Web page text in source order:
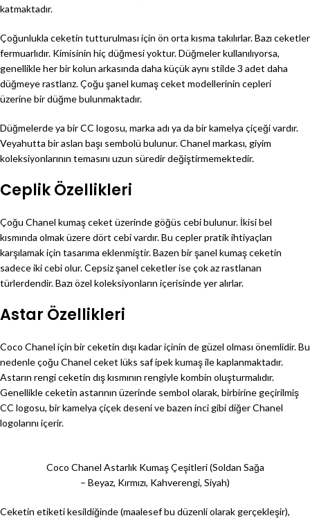
katmaktadır.
Çoğunlukla ceketin tutturulması için ön orta kısma takılırlar. Bazı ceketler
fermuarlıdır. Kimisinin hiç düğmesi yoktur. Düğmeler kullanılıyorsa,
genellikle her bir kolun arkasında daha küçük aynı stilde 3 adet daha
düğmeye rastlarız. Çoğu şanel kumaş ceket modellerinin cepleri
üzerine bir düğme bulunmaktadır.
Düğmelerde ya bir CC logosu, marka adı ya da bir kamelya çiçeği vardır.
Veyahutta bir aslan başı sembolü bulunur. Chanel markası, giyim
koleksiyonlarının temasını uzun süredir değiştirmemektedir.
Ceplik Özellikleri
Çoğu Chanel kumaş ceket üzerinde göğüs cebi bulunur. İkisi bel
kısmında olmak üzere dört cebi vardır. Bu cepler pratik ihtiyaçları
karşılamak için tasarıma eklenmiştir. Bazen bir şanel kumaş ceketin
sadece iki cebi olur. Cepsiz şanel ceketler ise çok az rastlanan
türlerdendir. Bazı özel koleksiyonların içerisinde yer alırlar.
Astar Özellikleri
Coco Chanel için bir ceketin dışı kadar içinin de güzel olması önemlidir. Bu
nedenle çoğu Chanel ceket lüks saf ipek kumaş ile kaplanmaktadır.
Astarın rengi ceketin dış kısmının rengiyle kombin oluşturmalıdır.
Genellikle ceketin astarının üzerinde sembol olarak, birbirine geçirilmiş
CC logosu, bir kamelya çiçek deseni ve bazen inci gibi diğer Chanel
logolarını içerir.
Coco Chanel Astarlık Kumaş Çeşitleri (Soldan Sağa
– Beyaz, Kırmızı, Kahverengi, Siyah)
Ceketin etiketi kesildiğinde (maalesef bu düzenli olarak gerçekleşir),